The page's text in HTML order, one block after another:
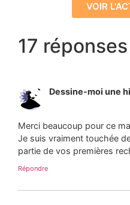
VOIR
17 réponses
Dessine-moi une
Merci beaucoup pour ce
Je suis vraiment touchée
partie de vos premières
Répondre